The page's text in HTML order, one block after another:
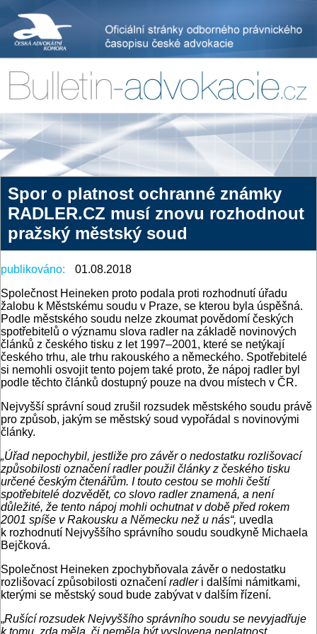
Spor o platnost ochranné známky
RADLER.CZ musí znovu rozhodnout
pražský městský soud
publikováno:
01.08.2018
Společnost Heineken proto podala proti rozhodnutí úřadu
žalobu k Městskému soudu v Praze, se kterou byla úspěšná.
Podle městského soudu nelze zkoumat povědomí českých
spotřebitelů o významu slova radler na základě novinových
článků z českého tisku z let 1997–2001, které se netýkají
českého trhu, ale trhu rakouského a německého. Spotřebitelé
si nemohli osvojit tento pojem také proto, že nápoj radler byl
podle těchto článků dostupný pouze na dvou místech v ČR.
Nejvyšší správní soud zrušil rozsudek městského soudu právě
pro způsob, jakým se městský soud vypořádal s novinovými
články.
„Úřad nepochybil, jestliže pro závěr o nedostatku rozlišovací
způsobilosti označení radler použil články z českého tisku
určené českým čtenářům. I touto cestou se mohli čeští
spotřebitelé dozvědět, co slovo radler znamená, a není
důležité, že tento nápoj mohli ochutnat v době před rokem
2001 spíše v Rakousku a Německu než u nás“, uvedla
k rozhodnutí Nejvyššího správního soudu soudkyně Michaela
Bejčková.
Společnost Heineken zpochybňovala závěr o nedostatku
rozlišovací způsobilosti označení radleri dalšími námitkami,
kterými se městský soud bude zabývat v dalším řízení.
„Rušící rozsudek Nejvyššího správního soudu se nevyjadřuje
k tomu, zda měla, či neměla být vyslovena neplatnost